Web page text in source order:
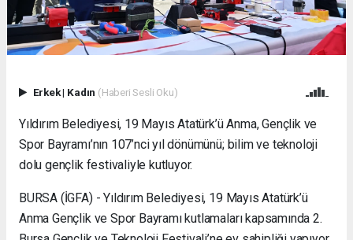
Erkek| Kadın (Haberi Sesli Oku)
Yıldırım Belediyesi, 19 Mayıs Atatürk’ü Anma, Gençlik ve
Spor Bayramı’nın 107’nci yıl dönümünü; bilim ve teknoloji
dolu gençlik festivaliyle kutluyor.
BURSA (İGFA) - Yıldırım Belediyesi, 19 Mayıs Atatürk’ü
Anma Gençlik ve Spor Bayramı kutlamaları kapsamında 2.